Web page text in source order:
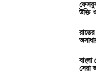
উক্তি
সেরা